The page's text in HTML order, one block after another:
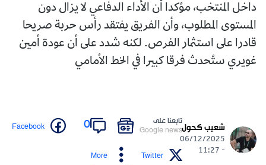
داخل المنتخب، مؤكدا أن الأداء الدفاعي لا يزال دون
المستوى المطلوب، وأن الفريق يفتقد رأس حربة صريحا
قادرا على استثمار الفرص. لكنه شدد على أن عودة أمين
غويري ستُحدث فرقا كبيرا في الخط الأمامي
شعيب كحول
06/12/2025
- 11:27
تابعنا على
Google news
0
Facebook
Twitter
More